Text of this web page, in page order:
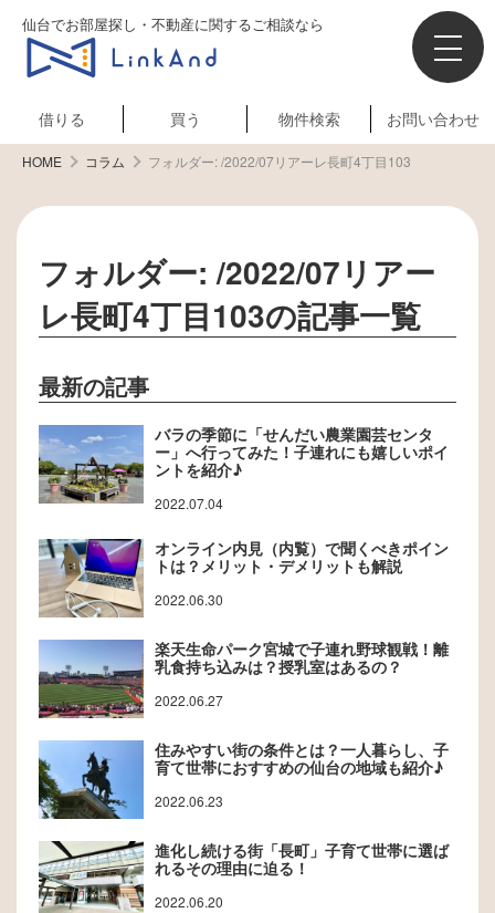
仙台でお部屋探し・不動産に関するご相談なら
借りる 買う 物件検索 お問い合わせ
HOME コラム フォルダー:/2022/07リアーレ長町4丁目103
フォルダー:/2022/07リアー
レ長町4丁目103の記事一覧
最新の記事
バラの季節に「せんだい農業園芸センタ
ー」へ行ってみた！子連れにも嬉しいポイ
ントを紹介♪
2022.07.04
オンライン内見（内覧）で聞くべきポイン
トは？メリット・デメリットも解説
2022.06.30
楽天生命パーク宮城で子連れ野球観戦！離
乳食持ち込みは？授乳室はあるの？
2022.06.27
住みやすい街の条件とは？一人暮らし、子
育て世帯におすすめの仙台の地域も紹介♪
2022.06.23
進化し続ける街「長町」子育て世帯に選ば
れるその理由に迫る！
2022.06.20